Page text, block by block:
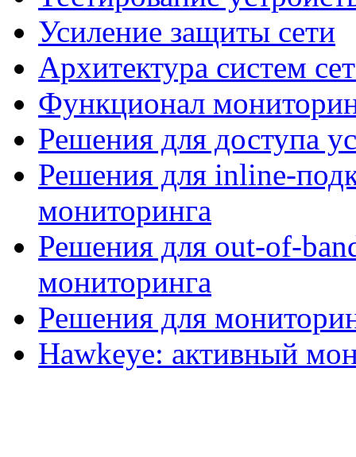
Усиление защиты сети
Архитектура систем
Функционал
Решения для доступа
Решения для inline-
мониторинга
Решения для out-of-
мониторинга
Решения для
Hawkeye: активный